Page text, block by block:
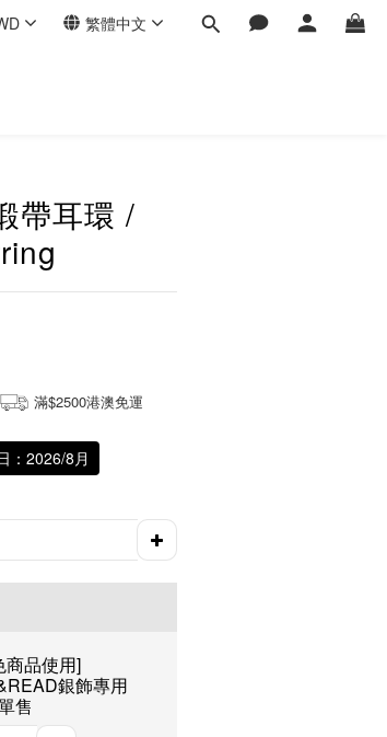
繁體中文
帶耳環 /
滿$2500港澳免運
：2026/8月
商品使用]
銀飾專用
售